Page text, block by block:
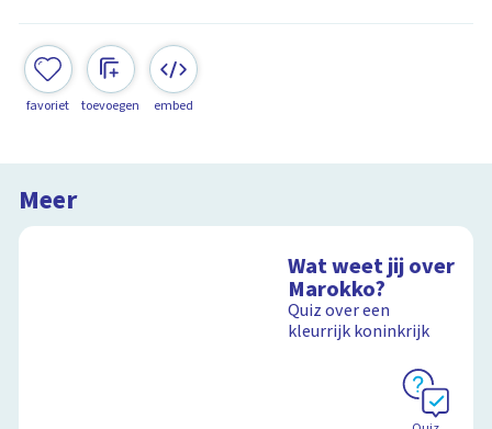
favoriet toevoegen embed
Meer
Wat weet jij over
Marokko?
Quiz over een
kleurrijk koninkrijk